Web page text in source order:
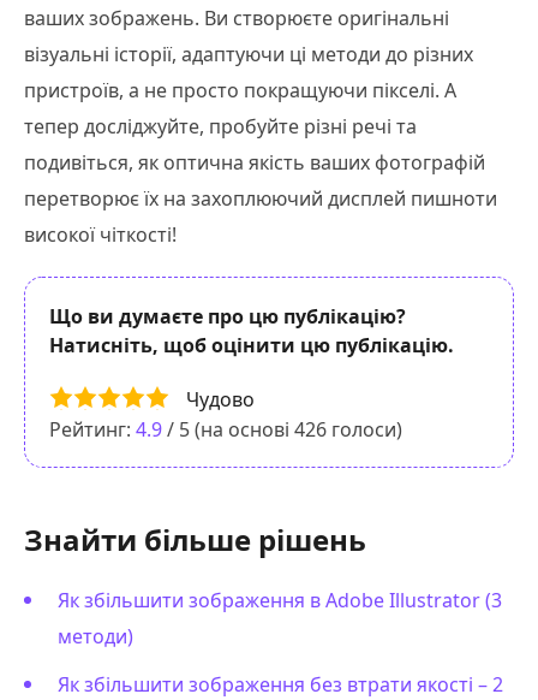
ваших зображень. Ви створюєте оригінальні
візуальні історії, адаптуючи ці методи до різних
пристроїв, а не просто покращуючи пікселі. А
тепер досліджуйте, пробуйте різні речі та
подивіться, як оптична якість ваших фотографій
перетворює їх на захоплюючий дисплей пишноти
високої чіткості!
Що ви думаєте про цю публікацію?
Натисніть, щоб оцінити цю публікацію.
Чудово
Рейтинг: 4.9/ 5 (на основі 426 голоси)
Знайти більше рішень
Як збільшити зображення в Adobe Illustrator (3
методи)
Як збільшити зображення без втрати якості – 2